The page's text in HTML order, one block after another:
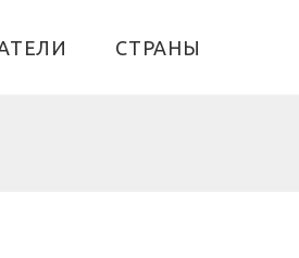
СТРАНЫ